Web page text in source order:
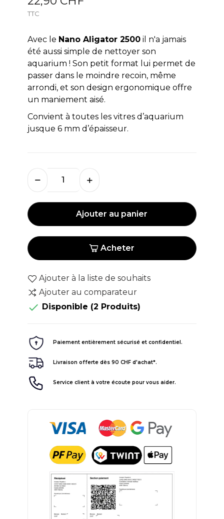
TTC
Avec le Nano Aligator 2500il n'a jamais
été aussi simple de nettoyer son
aquarium ! Son petit format lui permet de
passer dans le moindre recoin, même
arrondi, et son design ergonomique offre
un maniement aisé.
Convient à toutes les vitres d’aquarium
jusque 6 mm d’épaisseur.
Ajouter au panier
Acheter
Ajouter à la liste de souhaits
Ajouter au comparateur
 Disponible (2 Produits)
Paiement entièrement sécurisé et confidentiel.
Livraison offerte dès 90 CHF d'achat*.
Service client à votre écoute pour vous aider.